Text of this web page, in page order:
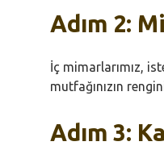
Adım 2:
İç mimarlarımız,
mutfağınızın
Adım 3: